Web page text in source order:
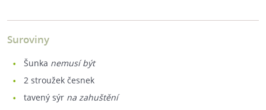
Suroviny
šunka nemusí být
2 stroužek česnek
tavený sýr na zahuštění